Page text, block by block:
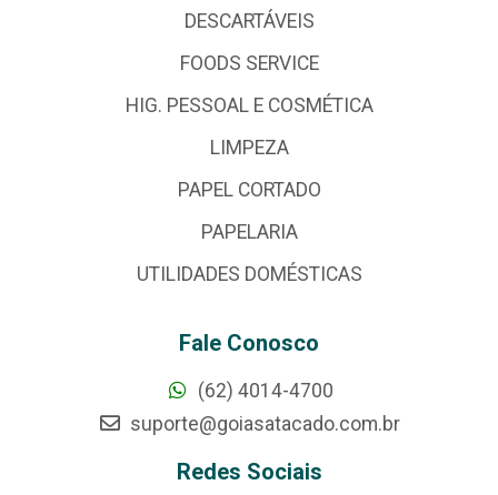
DESCARTÁVEIS
FOODS SERVICE
HIG. PESSOAL E COSMÉTICA
LIMPEZA
PAPEL CORTADO
PAPELARIA
UTILIDADES DOMÉSTICAS
Fale Conosco
(62) 4014-4700
suporte@goiasatacado.com.br
Redes Sociais